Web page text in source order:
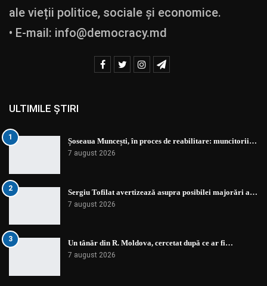
ale vieții politice, sociale și economice.
• E-mail: info@democracy.md
ULTIMILE ȘTIRI
1 Șoseaua Muncești, în proces de reabilitare: muncitorii…
7 august 2026
2 Sergiu Tofilat avertizează asupra posibilei majorări a…
7 august 2026
3 Un tânăr din R. Moldova, cercetat după ce ar fi…
7 august 2026